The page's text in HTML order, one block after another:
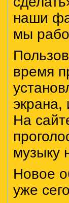
наши
мы
время
На
музыку
Новое
уже